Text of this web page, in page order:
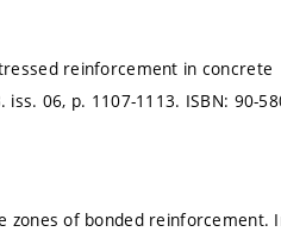
reinforcement in concrete
iss. 06, p. 1107-1113. ISBN: 90-
zones of bonded reinforcement.